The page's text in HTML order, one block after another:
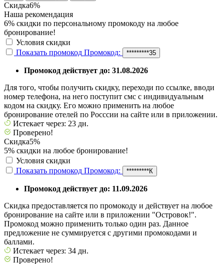
Скидка6%
Наша рекомендация
6% скидки по персональному промокоду на любое
бронирование!
Условия скидки
Показать промокод Промокод: *********35
Промокод действует до: 31.08.2026
Для того, чтобы получить скидку, переходи по ссылке, вводи
номер телефона, на него поступит смс с индивидуальным
кодом на скидку. Его можно применить на любое
бронирование отелей по Росссии на сайте или в приложении.
Истекает через: 23 дн.
Проверено!
Скидка5%
5% скидки на любое бронирование!
Условия скидки
Показать промокод Промокод: *********К
Промокод действует до: 11.09.2026
Скидка предоставляется по промокоду и действует на любое
бронирование на сайте или в приложении "Островок!".
Промокод можно применить только один раз. Данное
предложение не суммируется с другими промокодами и
баллами.
Истекает через: 34 дн.
Проверено!